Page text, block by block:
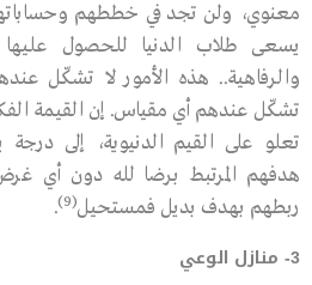
معنوي، ولن تجد في خططهم
يسعى طلاب الدنيا للحصول عليها
والرفاهية.. هذه الأمور لا تشكّل
تشكّل عندهم أي مقياس. إن القيمة
تعلو على القيم الدنيوية، إلى
هدفهم المرتبط برضا ﷲ دون أي
ربطهم بهدف بديل فمستحيل(9)
.
3- منازل الوعي